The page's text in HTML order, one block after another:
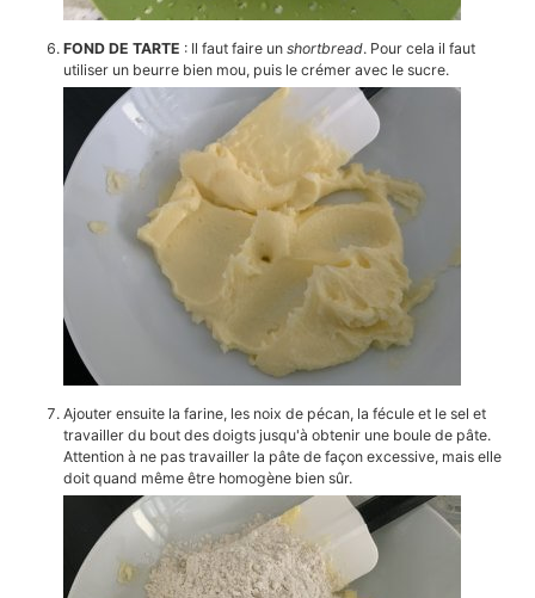
FOND DE TARTE : Il faut faire unshortbread. Pour cela il faut
utiliser un beurre bien mou, puis le crémer avec le sucre.
Ajouter ensuite la farine, les noix de pécan, la fécule et le sel et
travailler du bout des doigts jusqu'à obtenir une boule de pâte.
Attention à ne pas travailler la pâte de façon excessive, mais elle
doit quand même être homogène bien sûr.